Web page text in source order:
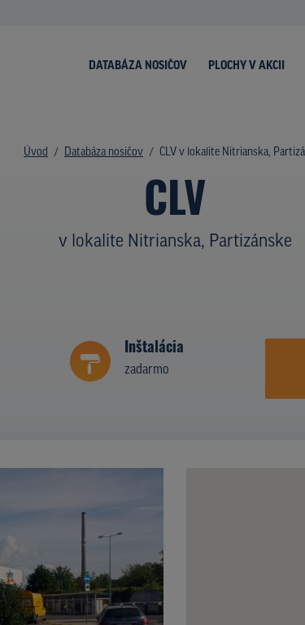
DATABÁZA NOSIČOV PLOCHY V AKCII
Úvod Databáza nosičov CLV v lokalite Nitrianska,
CLV
v lokalite Nitrianska, Partizánske
Inštalácia
zadarmo